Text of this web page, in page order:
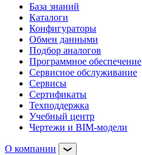
База знаний
Каталоги
Конфигураторы
Обмен данными
Подбор аналогов
Программное обеспечение
Сервисное обслуживание
Сервисы
Сертификаты
Техподдержка
Учебный центр
Чертежи и BIM-модели
О компании